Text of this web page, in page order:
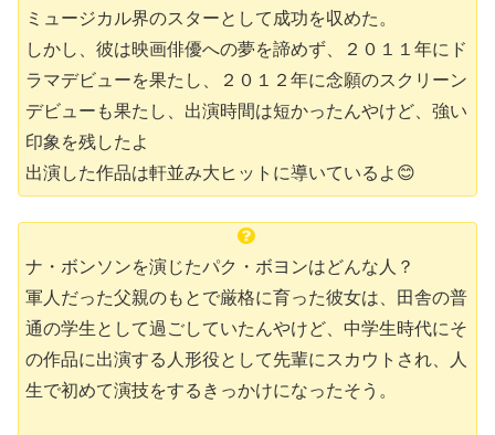
ミュージカル界のスターとして成功を収めた。
しかし、彼は映画俳優への夢を諦めず、２０１１年にド
ラマデビューを果たし、２０１２年に念願のスクリーン
デビューも果たし、出演時間は短かったんやけど、強い
印象を残したよ
出演した作品は軒並み大ヒットに導いているよ😊
ナ・ボンソンを演じたパク・ボヨンはどんな人？
軍人だった父親のもとで厳格に育った彼女は、田舎の普
通の学生として過ごしていたんやけど、中学生時代にそ
の作品に出演する人形役として先輩にスカウトされ、人
生で初めて演技をするきっかけになったそう。